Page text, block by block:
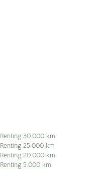
Renting 30.000 km
Renting 25.000 km
Renting 20.000 km
Renting 5.000 km